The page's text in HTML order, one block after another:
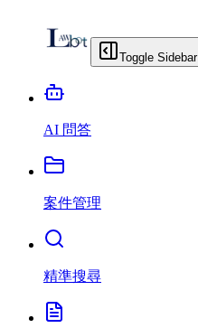
Toggle Sidebar
AI 問答
案件管理
精準搜尋